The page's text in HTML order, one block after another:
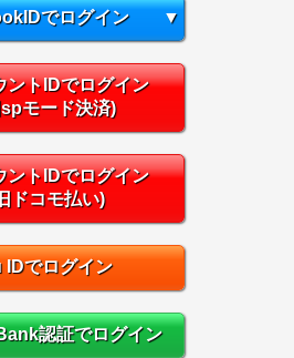
でログイン ▼
ントIDでログイン
モード決済)
ントIDでログイン
ドコモ払い)
IDでログイン
認証でログイン